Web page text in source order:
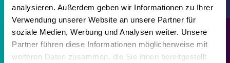
analysieren. Außerdem geben wir Informationen zu Ihrer
Verwendung unserer Website an unsere Partner für
soziale Medien, Werbung und Analysen weiter. Unsere
Partner führen diese Informationen möglicherweise mit
weiteren Daten zusammen, die Sie ihnen bereitgestellt